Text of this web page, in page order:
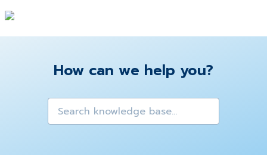
How can we help you?